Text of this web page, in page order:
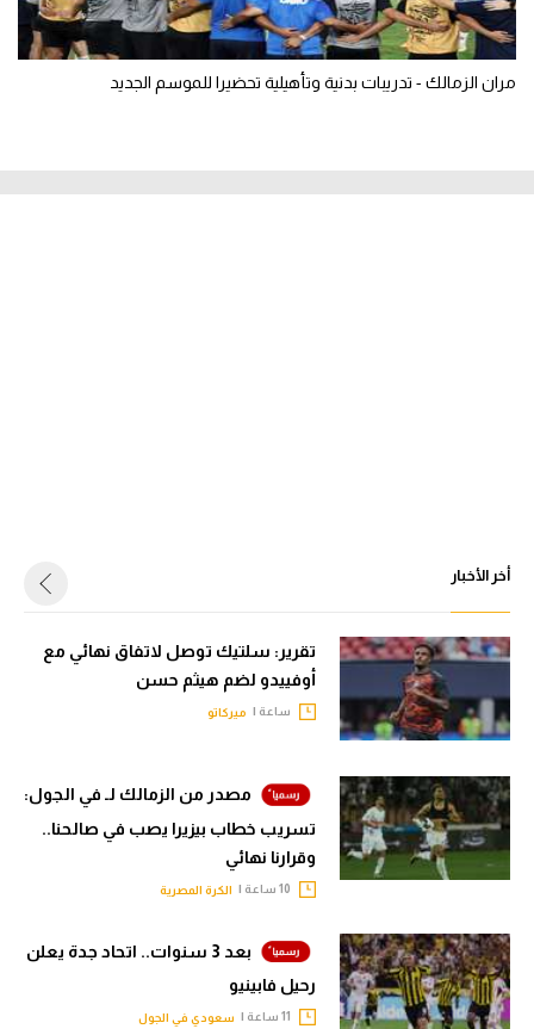
مران الزمالك - تدريبات بدنية وتأهيلية تحضيرا للموسم الجديد
أخر الأخبار
تقرير: سلتيك توصل لاتفاق نهائي مع
أوفييدو لضم هيثم حسن
ساعة | ميركاتو
مصدر من الزمالك لـ في الجول:
تسريب خطاب بيزيرا يصب في صالحنا..
وقرارنا نهائي
الكرة المصرية
بعد 3 سنوات.. اتحاد جدة يعلن
رحيل فابينيو
سعودي في الجول